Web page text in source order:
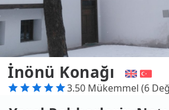
İnönü Konağı
3.50 Mükemmel (6